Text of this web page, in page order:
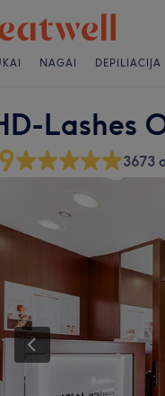
NAGAI DEPILIACIJA
Lashes
3673